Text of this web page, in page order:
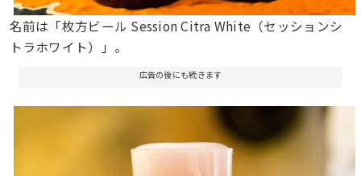
名前は「枚方ビール Session Citra White（セッションシ
トラホワイト）」。
広告の後にも続きます